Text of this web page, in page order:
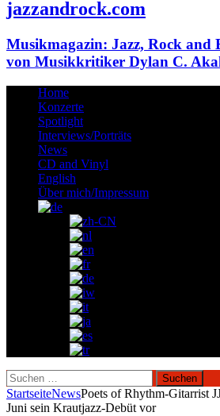
jazzandrock.com
Musikmagazin: Jazz, Rock and
von Musikkritiker Dylan C.
Home
Konzerte
Spotlight
Interviews/Porträts
News
CD and Vinyl
English
Über mich/Impressum
Suchen
nach:
StartseiteNewsPoets of Rhythm-Gitarrist
Juni sein Krautjazz-Debüt vor